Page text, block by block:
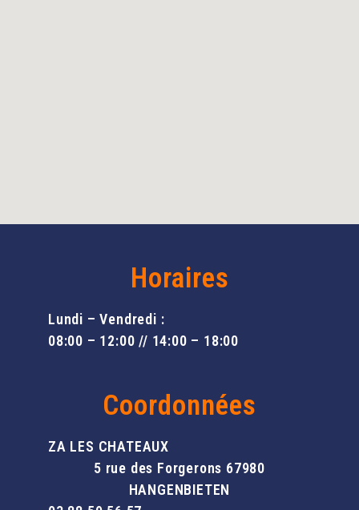
Horaires
Lundi – Vendredi :
08:00 – 12:00 // 14:00 – 18:00
Coordonnées
ZA LES CHATEAUX
5 rue des Forgerons 67980
HANGENBIETEN